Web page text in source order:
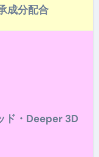
成分配合
ド・Deeper 3D